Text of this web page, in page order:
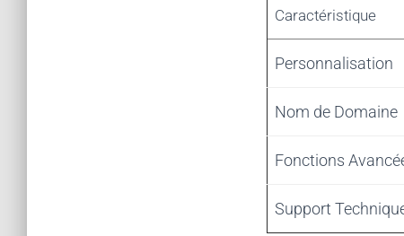
Caractéristique
Personnalisation
Nom de Domaine
Fonctions
Support